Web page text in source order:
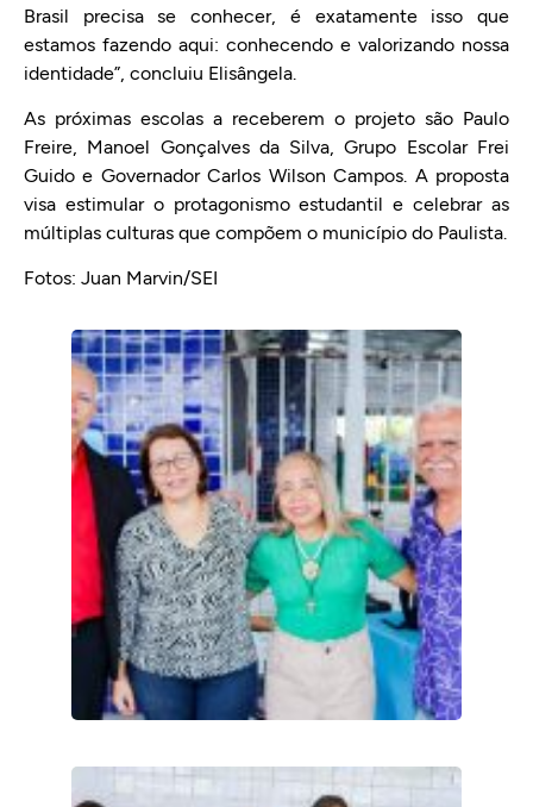
Brasil precisa se conhecer, é exatamente isso que
estamos fazendo aqui: conhecendo e valorizando nossa
identidade”, concluiu Elisângela.
As próximas escolas a receberem o projeto são Paulo
Freire, Manoel Gonçalves da Silva, Grupo Escolar Frei
Guido e Governador Carlos Wilson Campos. A proposta
visa estimular o protagonismo estudantil e celebrar as
múltiplas culturas que compõem o município do Paulista.
Fotos: Juan Marvin/SEI